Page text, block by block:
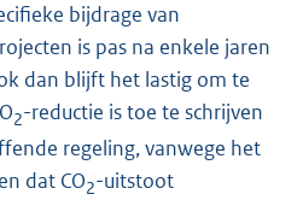
bijdrage van
is pas na enkele jaren
dan blijft het lastig om te
2-reductie is toe te schrijven
regeling, vanwege het
dat CO2-uitstoot